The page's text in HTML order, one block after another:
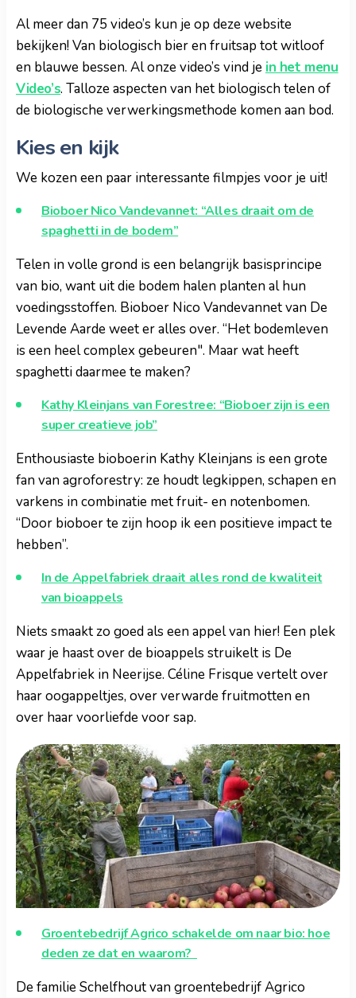
Al meer dan 75 video’s kun je op deze website
bekijken! Van biologisch bier en fruitsap tot witloof
en blauwe bessen. Al onze video’s vind je in het menu
Video’s. Talloze aspecten van het biologisch telen of
de biologische verwerkingsmethode komen aan bod.
Kies en kijk
We kozen een paar interessante filmpjes voor je uit!
Bioboer Nico Vandevannet: “Alles draait om de
spaghetti in de bodem”
Telen in volle grond is een belangrijk basisprincipe
van bio, want uit die bodem halen planten al hun
voedingsstoffen. Bioboer Nico Vandevannet van De
Levende Aarde weet er alles over. “Het bodemleven
is een heel complex gebeuren". Maar wat heeft
spaghetti daarmee te maken?
Kathy Kleinjans van Forestree: “Bioboer zijn is een
super creatieve job”
Enthousiaste bioboerin Kathy Kleinjans is een grote
fan van agroforestry: ze houdt legkippen, schapen en
varkens in combinatie met fruit- en notenbomen.
“Door bioboer te zijn hoop ik een positieve impact te
hebben”.
In de Appelfabriek draait alles rond de kwaliteit
van bioappels
Niets smaakt zo goed als een appel van hier! Een plek
waar je haast over de bioappels struikelt is De
Appelfabriek in Neerijse. Céline Frisque vertelt over
haar oogappeltjes, over verwarde fruitmotten en
over haar voorliefde voor sap.
Groentebedrijf Agrico schakelde om naar bio: hoe
deden ze dat en waarom?
De familie Schelfhout van groentebedrijf Agrico